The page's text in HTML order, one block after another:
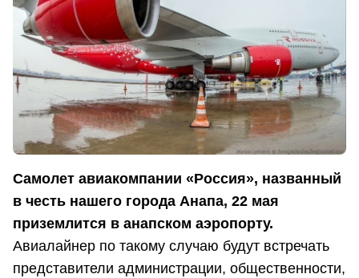
Самолет авиакомпании «Россия», названный
в честь нашего города Анапа, 22 мая
приземлится в анапском аэропорту.
Авиалайнер по такому случаю будут встречать
представители администрации, общественности,